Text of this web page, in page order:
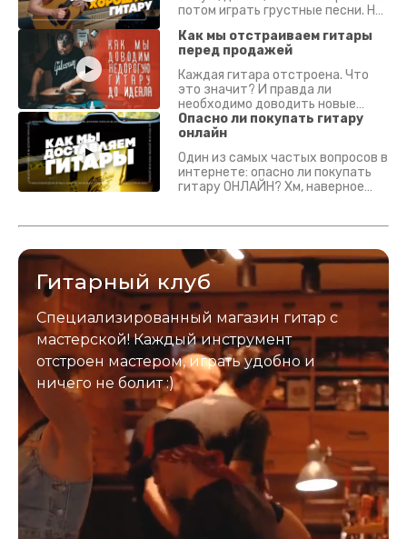
потом играть грустные песни. На
Как мы отстраиваем гитары
перед продажей
Каждая гитара отстроена. Что
это значит? И правда ли
необходимо доводить новые
гитары? Если кратко - да.
Подробно - в видео :)
Опасно ли покупать гитару
онлайн
Один из самых частых вопросов в
интернете: опасно ли покупать
гитару ОНЛАЙН? Хм, наверное
застрахован. Случись что -
Гитарный клуб
Специализированный магазин гитар с
мастерской! Каждый инструмент
отстроен мастером, играть удобно и
ничего не болит :)